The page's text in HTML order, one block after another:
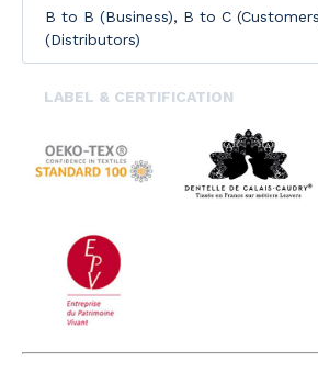
B to B (Business), B to C
(Distributors)
LABEL & CERTIFICATION